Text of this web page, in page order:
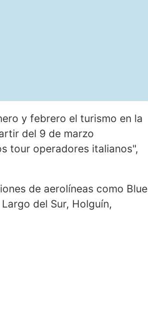
y febrero el turismo en la
del 9 de marzo
tour operadores italianos",
de aerolíneas como Blue
del Sur, Holguín,